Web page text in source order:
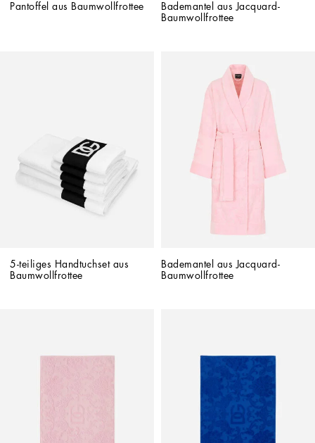
Pantoffel aus Baumwollfrottee
Bademantel aus Jacquard-
Baumwollfrottee
5-teiliges Handtuchset aus
Baumwollfrottee
Bademantel aus Jacquard-
Baumwollfrottee